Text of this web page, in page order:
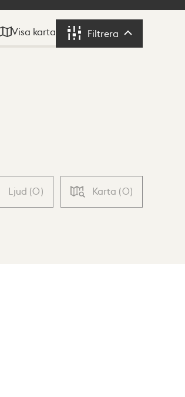
Visa karta Filtrera Filtrera
Ljud (0) Karta (0)